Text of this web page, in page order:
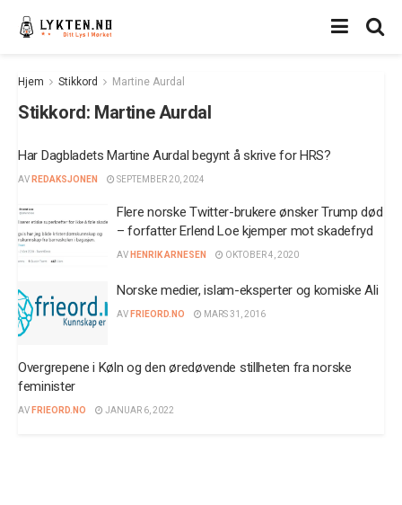
Hjem Stikkord Martine Aurdal
Stikkord: Martine Aurdal
Har Dagbladets Martine Aurdal begynt å skrive for HRS?
AV REDAKSJONEN SEPTEMBER 20, 2024
Flere norske Twitter-brukere ønsker Trump død
– forfatter Erlend Loe kjemper mot skadefryd
AV HENRIK ARNESEN OKTOBER 4, 2020
Norske medier, islam-eksperter og komiske Ali
AV FRIEORD.NO MARS 31, 2016
Overgrepene i Køln og den øredøvende stillheten fra norske
feminister
AV FRIEORD.NO JANUAR 6, 2022